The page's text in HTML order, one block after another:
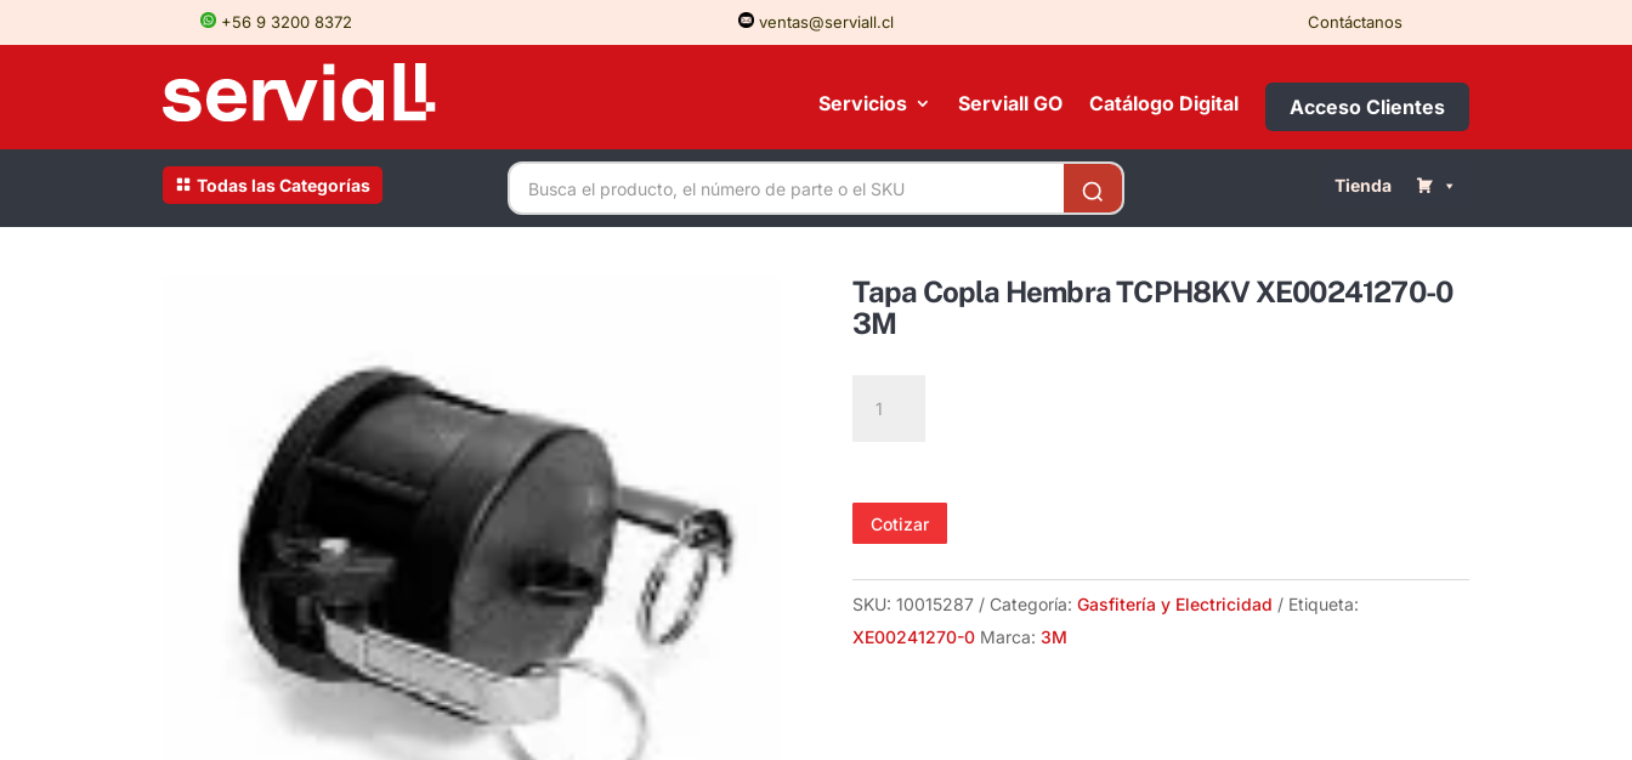
+56 9 3200 8372 ventas@serviall.cl Contáctanos
Servicios Serviall GO Catálogo Digital Acceso Clientes
Todas las Categorías Tienda
Tapa Copla Hembra TCPH8KV XE00241270-0
3M
Copla
XE00241270-
3M
cantidad
Cotizar
SKU: 10015287 Categoría: Gasfitería y Electricidad
Etiqueta:
XE00241270-0 Marca: 3M